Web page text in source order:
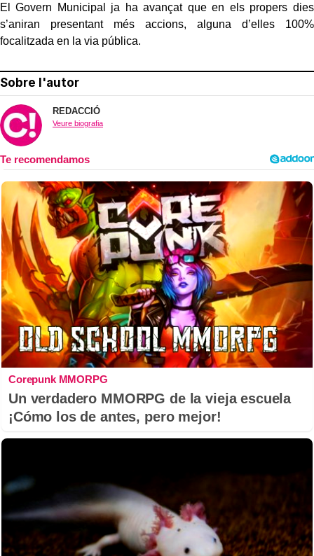
El Govern Municipal ja ha avançat que en els propers dies
s’aniran presentant més accions, alguna d’elles 100%
focalitzada en la via pública.
Sobre l'autor
REDACCIÓ
Veure biografia
Corepunk MMORPG
Un verdadero MMORPG de la vieja escuela
¡Cómo los de antes, pero mejor!